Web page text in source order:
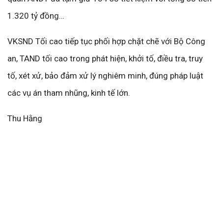
1.320 tỷ đồng…
VKSND Tối cao tiếp tục phối hợp chặt chẽ với Bộ Công
an, TAND tối cao trong phát hiện, khởi tố, điều tra, truy
tố, xét xử, bảo đảm xử lý nghiêm minh, đúng pháp luật
các vụ án tham nhũng, kinh tế lớn.
Thu Hằng